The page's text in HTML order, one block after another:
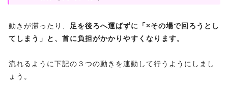
動きが滞ったり、
足を後ろへ運ばずに「×その場で回ろうとし
てしまう」と、首に負担がかかりやすくなります。
流れるように下記の３つの動きを連動して行うようにしまし
ょう。